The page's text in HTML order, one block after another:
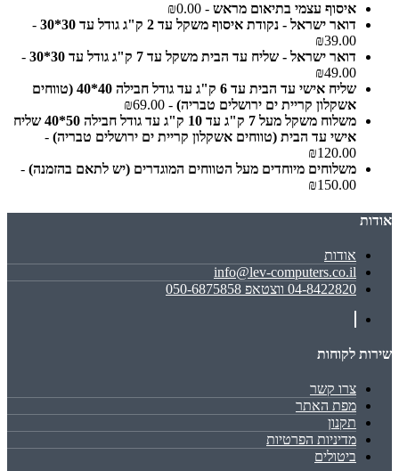
איסוף עצמי בתיאום מראש - ₪0.00
דואר ישראל - נקודת איסוף משקל עד 2 ק"ג גודל עד 30*30
-
₪39.00
דואר ישראל - שליח עד הבית משקל עד 7 ק"ג גודל עד 30*30
-
₪49.00
שליח אישי עד הבית עד 6 ק"ג עד גודל חבילה 40*40 (טווחים
אשקלון קריית ים ירושלים טבריה) - ₪69.00
משלוח משקל מעל 7 ק"ג עד 10 ק"ג עד גודל חבילה 50*40 שליח
אישי עד הבית (טווחים אשקלון קריית ים ירושלים טבריה) -
₪120.00
משלוחים מיוחדים מעל הטווחים המוגדרים (יש לתאם בהזמנה) -
₪150.00
אודות
אודות
info@lev-computers.co.il
04-8422820 ווצטאפ 050-6875858
שירות לקוחות
צרו קשר
מפת האתר
תקנון
מדיניות הפרטיות
ביטולים